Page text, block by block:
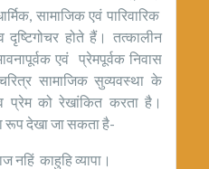
सामाजिक एवं पारिवारिक
दृष्टिगोचर होते हैं। तत्कालीन
एवं प्रेमपूर्वक निवास
सामाजिक सुव्यवस्था के
प्रेम को रेखांकित करता है।
रूप देखा जा सकता है-
नहिं काहुहि व्यापा।